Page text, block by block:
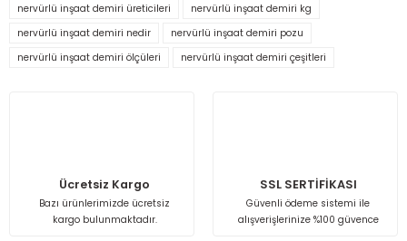
Ürün resmi kalitesiz, bozuk veya görüntülenemiyor.
Ürün açıklamasında eksik bilgiler bulunuyor.
Ürün bilgilerinde hatalar bulunuyor.
nervürlü inşaat demiri üreticileri
nervürlü inşaat demiri kg
nervürlü inşaat demiri nedir
nervürlü inşaat demiri pozu
nervürlü inşaat demiri ölçüleri
nervürlü inşaat demiri çeşitleri
Ücretsiz Kargo
Bazı ürünlerimizde ücretsiz
kargo bulunmaktadır.
SSL SERTİFİKASI
Güvenli ödeme sistemi ile
alışverişlerinize %100 güvence